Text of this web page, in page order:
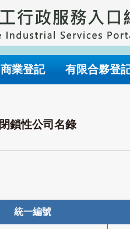
商業登記 有限合夥登
閉鎖性公司名錄
統一編號